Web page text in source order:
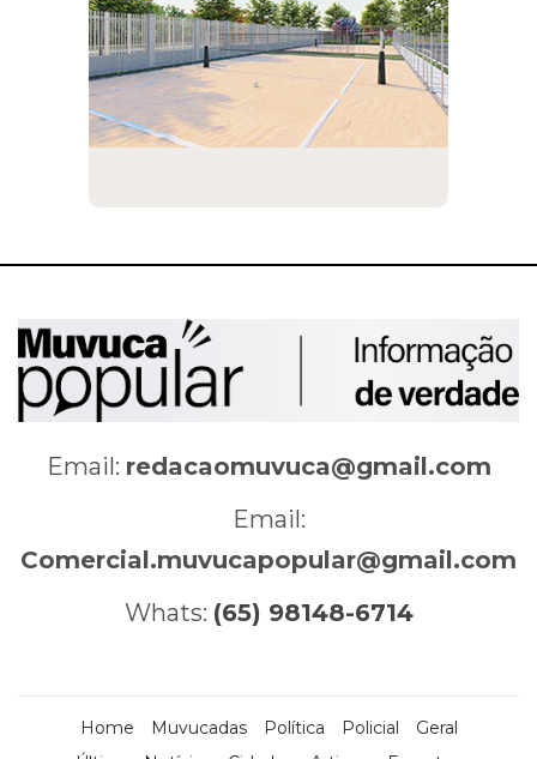
Email: redacaomuvuca@gmail.com
Email:
Comercial.muvucapopular@gmail.com
Whats: (65) 98148-6714
Home Muvucadas Política Policial
Geral